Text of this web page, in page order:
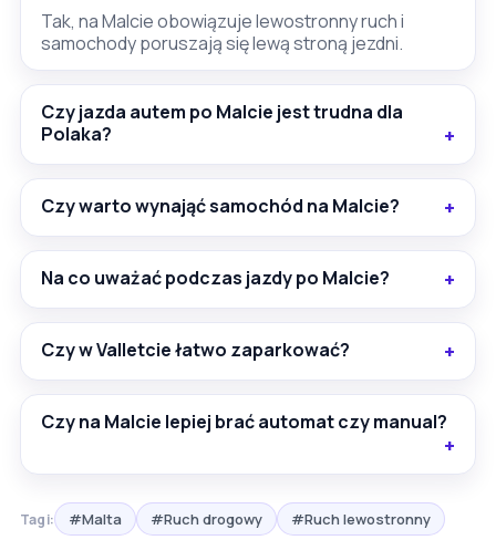
Tak, na Malcie obowiązuje lewostronny ruch i
samochody poruszają się lewą stroną jezdni.
Czy jazda autem po Malcie jest trudna dla
Polaka?
Czy warto wynająć samochód na Malcie?
Na co uważać podczas jazdy po Malcie?
Czy w Valletcie łatwo zaparkować?
Czy na Malcie lepiej brać automat czy manual?
Tagi: #Malta #Ruch drogowy #Ruch lewostronny